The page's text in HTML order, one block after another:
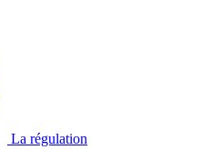
La régulation